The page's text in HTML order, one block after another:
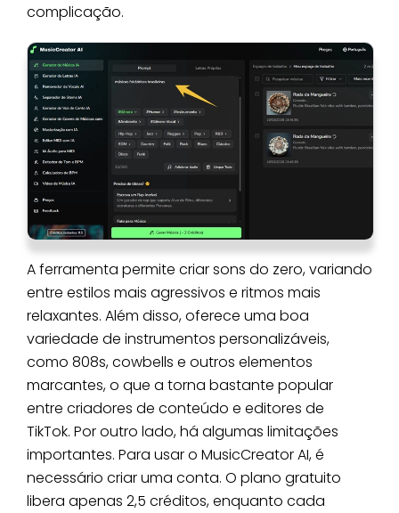
complicação.
A ferramenta permite criar sons do zero, variando
entre estilos mais agressivos e ritmos mais
relaxantes. Além disso, oferece uma boa
variedade de instrumentos personalizáveis,
como 808s, cowbells e outros elementos
marcantes, o que a torna bastante popular
entre criadores de conteúdo e editores de
TikTok. Por outro lado, há algumas limitações
importantes. Para usar o MusicCreator AI, é
necessário criar uma conta. O plano gratuito
libera apenas 2,5 créditos, enquanto cada